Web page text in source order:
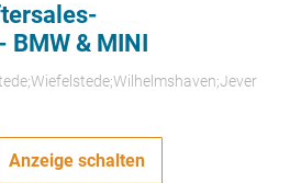
& MINI
Anzeige schalten